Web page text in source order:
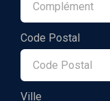
Code Postal
Ville